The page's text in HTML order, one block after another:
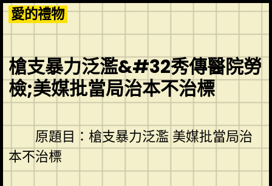
Skip
to
content
愛的禮物
槍支暴力泛濫&#32秀傳醫院勞
檢;美媒批當局治本不治標
原題目：槍支暴力泛濫 美媒批當局治
本不治標